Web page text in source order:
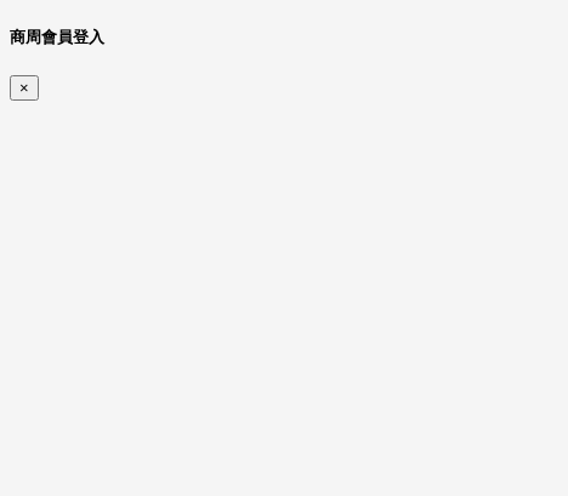
商周會員登入
×